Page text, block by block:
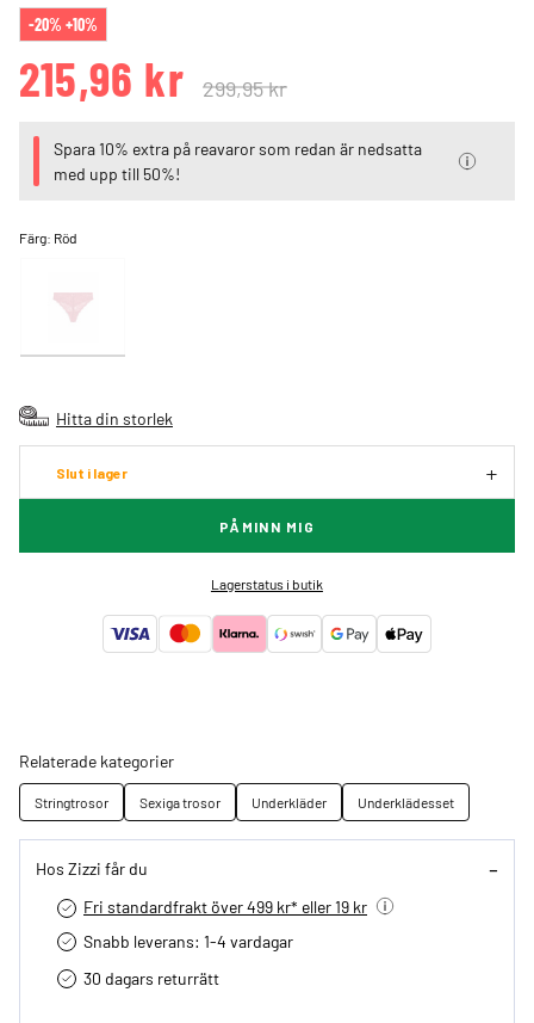
-20% +10%
215,96 kr 299,95 kr
Spara 10% extra på reavaror som redan är nedsatta
med upp till 50%!
Färg: Röd
Hitta din storlek
Slut i lager
PÅMINN MIG
Lagerstatus i butik
Relaterade kategorier
Stringtrosor Sexiga trosor Underkläder Underklädesset
Hos Zizzi får du
Fri standardfrakt över 499 kr* eller 19 kr
Snabb leverans: 1-4 vardagar
30 dagars returrätt­